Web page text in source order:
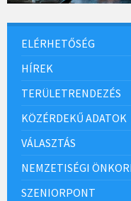
ELÉRHETŐSÉG
HÍREK
TERÜLETRENDEZÉS
KÖZÉRDEKŰ ADATOK
VÁLASZTÁS
NEMZETISÉGI
SZENIORPONT